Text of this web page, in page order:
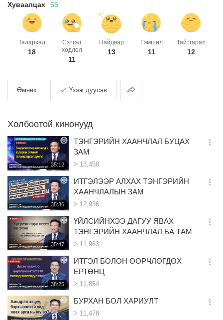
Хуваалцах 65
Талархал
18
Сэтгэл
хөдлөл
11
Найдвар
13
Гэмшил
11
Тайтгарал
12
Өмнөх Үзэж дуусав Хуваалцах
Холбоотой кинонууд
재
생
시
간
35:12
ТЭНГЭРИЙН ХААНЧЛАЛ БУЦАХ
ЗАМ
Үзэлт
13,458
옵
기
재
생
시
간
35:36
ИТГЭЛЭЭР АЛХАХ ТЭНГЭРИЙН
ХААНЧЛАЛЫН ЗАМ
Үзэлт
12,936
옵
기
재
생
시
간
35:47
ҮЙЛСИЙНХЭЭ ДАГУУ ЯВАХ
ТЭНГЭРИЙН ХААНЧЛАЛ БА ТАМ
Үзэлт
11,963
옵
기
재
생
시
간
38:25
ИТГЭЛ БОЛОН ӨӨРЧЛӨГДӨХ
ЕРТӨНЦ
Үзэлт
11,854
옵
기
БУРХАН БОЛ ХАРИУЛТ
Үзэлт
11,478
옵